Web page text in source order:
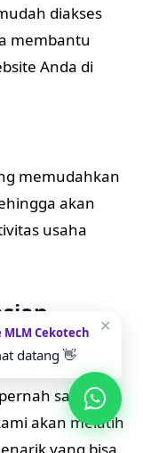
diakses
membantu
Anda di
memudahkan
akan
usaha
Anda dengan
sama
akan melatih
✕
MLM Cekotech
datang 👋